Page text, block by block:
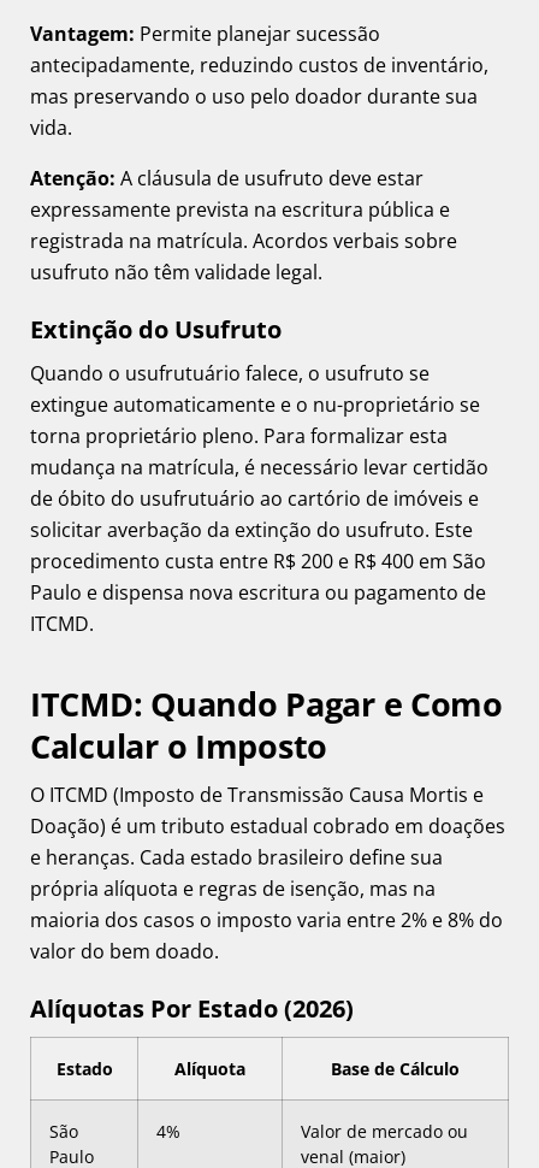
Vantagem: Permite planejar sucessão
antecipadamente, reduzindo custos de inventário,
mas preservando o uso pelo doador durante sua
vida.
Atenção: A cláusula de usufruto deve estar
expressamente prevista na escritura pública e
registrada na matrícula. Acordos verbais sobre
usufruto não têm validade legal.
Extinção do Usufruto
Quando o usufrutuário falece, o usufruto se
extingue automaticamente e o nu-proprietário se
torna proprietário pleno. Para formalizar esta
mudança na matrícula, é necessário levar certidão
de óbito do usufrutuário ao cartório de imóveis e
solicitar averbação da extinção do usufruto. Este
procedimento custa entre R$ 200 e R$ 400 em São
Paulo e dispensa nova escritura ou pagamento de
ITCMD.
ITCMD: Quando Pagar e Como
Calcular o Imposto
O ITCMD (Imposto de Transmissão Causa Mortis e
Doação) é um tributo estadual cobrado em doações
e heranças. Cada estado brasileiro define sua
própria alíquota e regras de isenção, mas na
maioria dos casos o imposto varia entre 2% e 8% do
valor do bem doado.
Alíquotas Por Estado (2026)
Estado Alíquota Base de Cálculo
São
Paulo
4%
Valor de mercado ou
venal (maior)